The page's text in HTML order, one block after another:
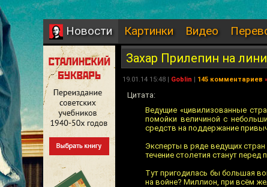
Новости Картинки Видео
Захар Прилепин на
19.01.14 15:48 | Goblin | 145 комментариев »
Цитата:
Ведущие «цивилизованные
помойки величиной с
средств на поддержание
Эксперты в ряде ведущих
течение столетия станут
Тут пригодилась бы большая
на войне? Миллион, при всём